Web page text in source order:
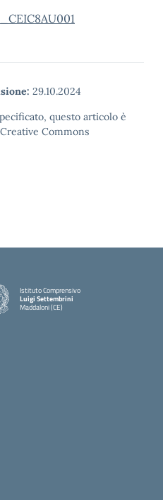
29.10.2024
questo articolo è
Commons
Istituto Comprensivo
Luigi Settembrini
Maddaloni (CE)